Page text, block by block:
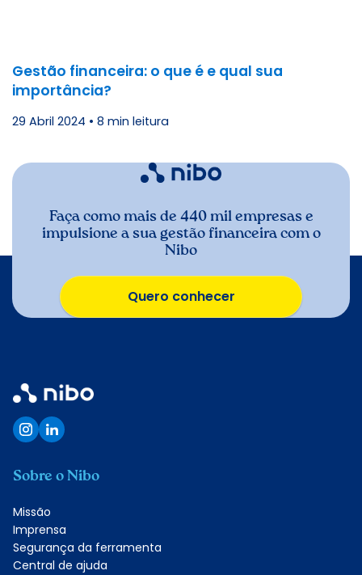
Gestão financeira: o que é e qual sua
importância?
29 Abril 2024 • 8 min leitura
Faça como mais de 440 mil empresas e
impulsione a sua gestão financeira com o
Nibo
Quero conhecer
Sobre o Nibo
Missão
Imprensa
Segurança da ferramenta
Central de ajuda